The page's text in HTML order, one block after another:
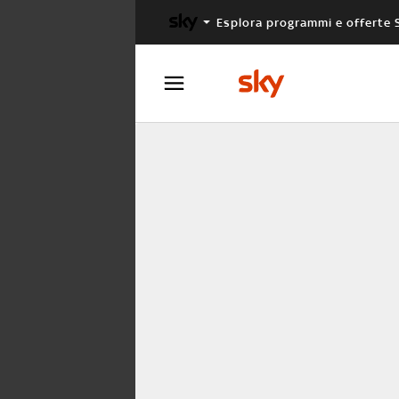
Esplora programmi e offerte